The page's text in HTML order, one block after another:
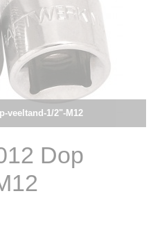
veeltand-1/2"-M12
Dop